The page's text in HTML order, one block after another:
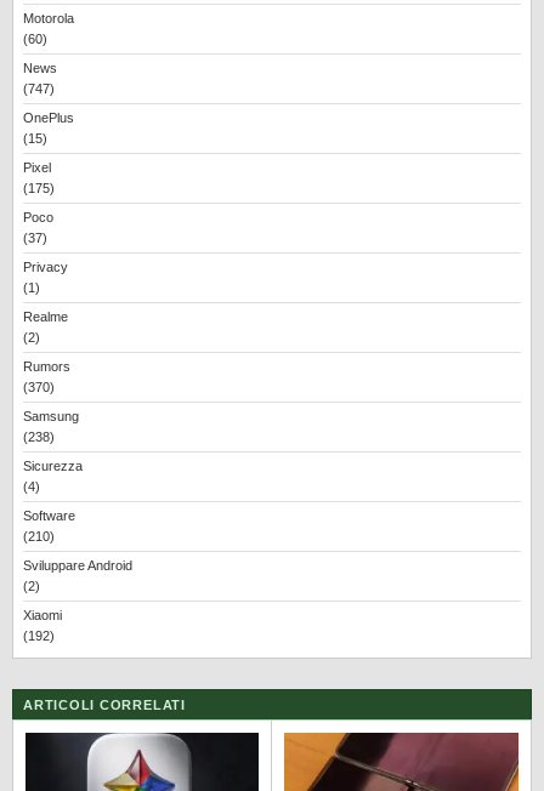
Motorola
(60)
News
(747)
OnePlus
(15)
Pixel
(175)
Poco
(37)
Privacy
(1)
Realme
(2)
Rumors
(370)
Samsung
(238)
Sicurezza
(4)
Software
(210)
Sviluppare Android
(2)
Xiaomi
(192)
ARTICOLI CORRELATI